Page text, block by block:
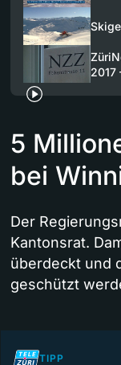
5
bei
Der
Kantonsrat.
überdeckt und
geschützt
TIPP